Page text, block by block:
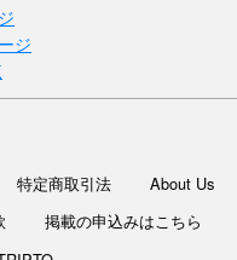
ジ
特定商取引法
About Us
掲載の申込みはこちら